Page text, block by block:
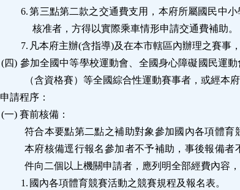
6.第三點第二款之交通費支用，本府所屬國民中
核准者，方得以實際乘車情形申請交通費補助。
7. 凡本府主辦(含指導)及在本市轄區內辦理之賽事
(四) 參加全國中等學校運動會、全國身心障礙國民運
（含資格賽）等全國綜合性運動賽事者，或經本
申請程序：
(一) 賽前核備：
符合本要點第二點之補助對象參加國內各項體
本府核備逕行報名參加者不予補助，事後報備
件向二個以上機關申請者，應列明全部經費內容
1. 國內各項體育競賽活動之競賽規程及報名表。